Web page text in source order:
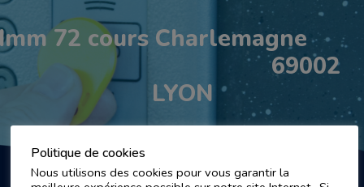
72 cours
69002
LYON
Politique de cookies
Nous utilisons des cookies pour vous garantir la